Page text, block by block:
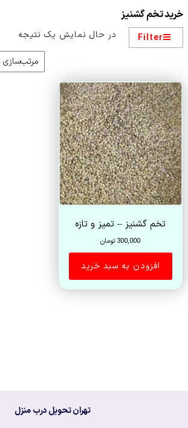
خرید تخم گشنیز
Filter در حال نمایش یک نتیجه
تخم گشنیز – تمیز و تازه
300,000 تومان
افزودن به سبد خرید
تهران تحویل درب منزل